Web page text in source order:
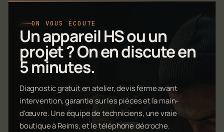
ON VOUS ÉCOUTE
Un appareil HS ou un
projet ? On en discute en
5 minutes.
Diagnostic gratuit en atelier, devis ferme avant
intervention, garantie sur les pièces et la main-
d'œuvre. Une équipe de techniciens, une vraie
boutique à Reims, et le téléphone décroche.